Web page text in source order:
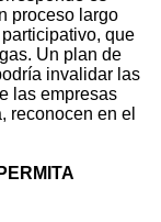
proceso largo
que
Un plan de
invalidar las
las empresas
reconocen en el